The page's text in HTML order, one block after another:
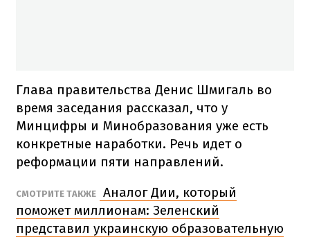
Глава правительства Денис Шмигаль во
время заседания рассказал, что у
Минцифры и Минобразования уже есть
конкретные наработки. Речь идет о
реформации пяти направлений.
СМОТРИТЕ ТАКЖЕ
Аналог Дии, который
поможет миллионам: Зеленский
представил украинскую образовательную